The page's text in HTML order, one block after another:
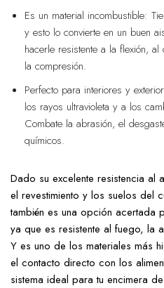
Es un material incombustible:
y esto lo convierte en un buen
hacerle resistente a la flexión,
la compresión.
Perfecto para interiores y
los rayos ultravioleta y a los
Combate la abrasión, el
químicos.
Dado su excelente resistencia al
el revestimiento y los suelos del
también es una opción acertada
ya que es resistente al fuego, la
Y es uno de los materiales más
el contacto directo con los
sistema ideal para tu encimera